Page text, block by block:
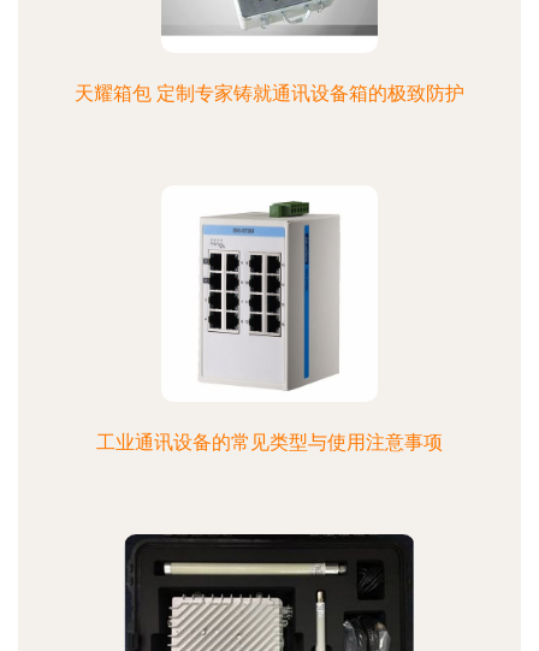
天耀箱包 定制专家铸就通讯设备箱的极致防护
工业通讯设备的常见类型与使用注意事项